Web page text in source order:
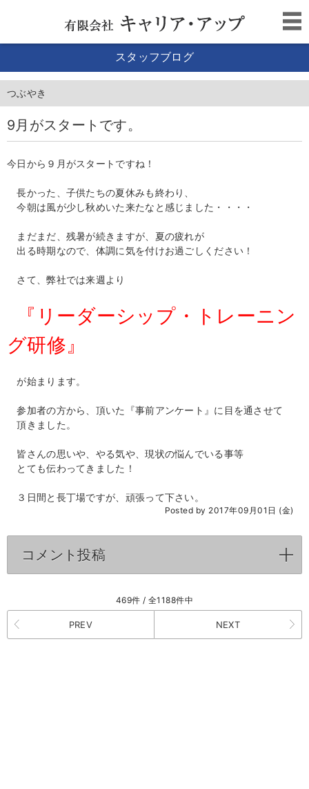
スタッフブログ
つぶやき
9月がスタートです。
今日から９月がスタートですね！
長かった、子供たちの夏休みも終わり、
今朝は風が少し秋めいた来たなと感じました・・・・
まだまだ、残暑が続きますが、夏の疲れが
出る時期なので、体調に気を付けお過ごしください！
さて、弊社では来週より
『リーダーシップ・トレーニン
グ研修』
が始まります。
参加者の方から、頂いた『事前アンケート』に目を通させて
頂きました。
皆さんの思いや、やる気や、現状の悩んでいる事等
とても伝わってきました！
３日間と長丁場ですが、頑張って下さい。
Posted by 2017年09月01日 (金)
コメント投稿
469件 / 全1188件中
PREV NEXT